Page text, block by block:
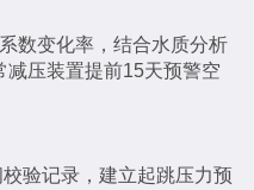
数变化率，结合水质分析
压装置提前15天预警空
验记录，建立起跳压力预